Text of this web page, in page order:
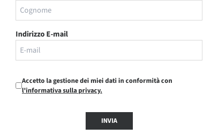
Indirizzo E-mail
Accetto la gestione dei miei dati in conformità con
l'informativa sulla privacy.
INVIA